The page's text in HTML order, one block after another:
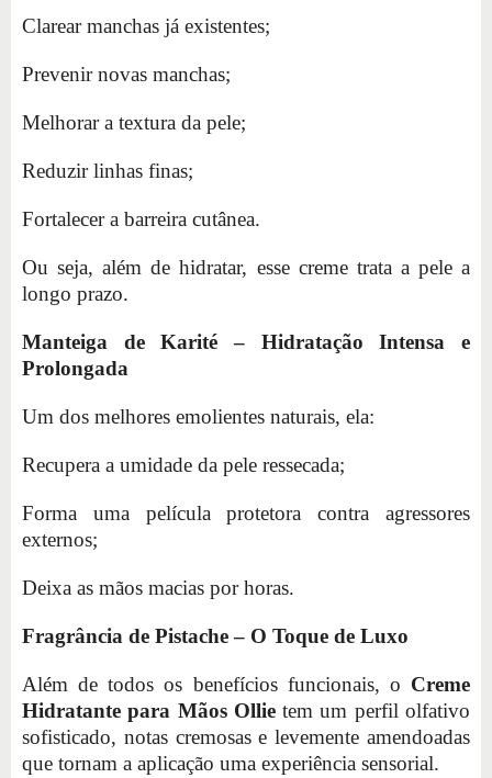
Clarear manchas já existentes;
Prevenir novas manchas;
Melhorar a textura da pele;
Reduzir linhas finas;
Fortalecer a barreira cutânea.
Ou seja, além de hidratar, esse creme trata a pele a
longo prazo.
Manteiga de Karité – Hidratação Intensa e
Prolongada
Um dos melhores emolientes naturais, ela:
Recupera a umidade da pele ressecada;
Forma uma película protetora contra agressores
externos;
Deixa as mãos macias por horas.
Fragrância de Pistache – O Toque de Luxo
Além de todos os benefícios funcionais, o Creme
Hidratante para Mãos Ollietem um perfil olfativo
sofisticado, notas cremosas e levemente amendoadas
que tornam a aplicação uma experiência sensorial.